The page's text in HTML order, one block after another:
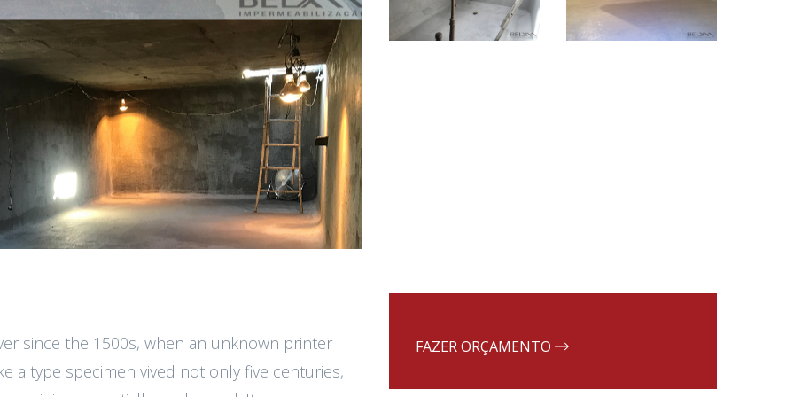
since the 1500s, when an unknown printer
a type specimen vived not only five centuries,
FAZER ORÇAMENTO